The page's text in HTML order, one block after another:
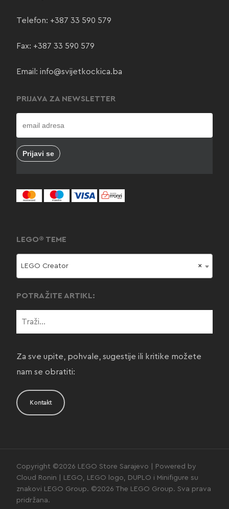
Telefon: +387 33 590 579
Fax: +387 33 590 579
Email: info@svijetkockica.ba
PRIJAVA ZA NEWSLETTER
LEGO® TEME
×
LEGO Creator
POTRAŽITE ARTIKL:
Za sve upite, pohvale, sugestije ili kritike možete
nam se obratiti:
Kontakt
Copyright ©2026 LEGO Store Sarajevo | Powered by
Cloud Ronin | LEGO, LEGO logo, DUPLO i Minifigure su
znakovi LEGO Group. ©2026 The LEGO Group. Sva prava
pridržana.